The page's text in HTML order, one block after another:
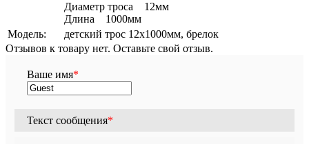
Диаметр троса 12мм
Длина 1000мм
Модель:
детский трос 12х1000мм, брелок
Отзывов к товару нет. Оставьте свой отзыв.
Ваше имя*
Текст сообщения*